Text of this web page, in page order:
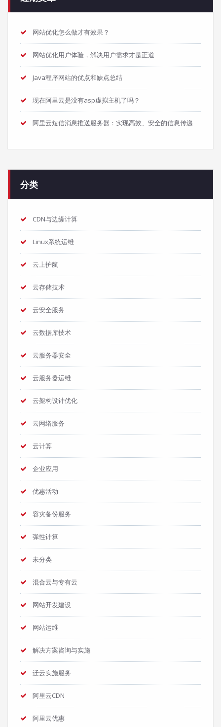
网站优化怎么做才有效果？
网站优化用户体验，解决用户需求才是正道
Java程序网站的优点和缺点总结
现在阿里云是没有asp虚拟主机了吗？
阿里云短信消息推送服务器：实现高效、安全的信息传递
分类
CDN与边缘计算
Linux系统运维
云上护航
云存储技术
云安全服务
云数据库技术
云服务器安全
云服务器运维
云架构设计优化
云网络服务
云计算
企业应用
优惠活动
容灾备份服务
弹性计算
未分类
混合云与专有云
网站开发建设
网站运维
解决方案咨询与实施
迁云实施服务
阿里云CDN
阿里云优惠